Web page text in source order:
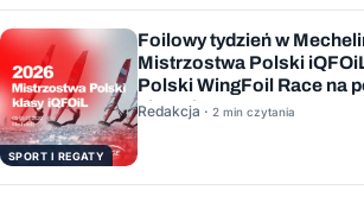
SPORT I REGATY
Foilowy tydzień w
Mistrzostwa Polski
Polski WingFoil Race na
sierpnia
Redakcja · 2 min czytania